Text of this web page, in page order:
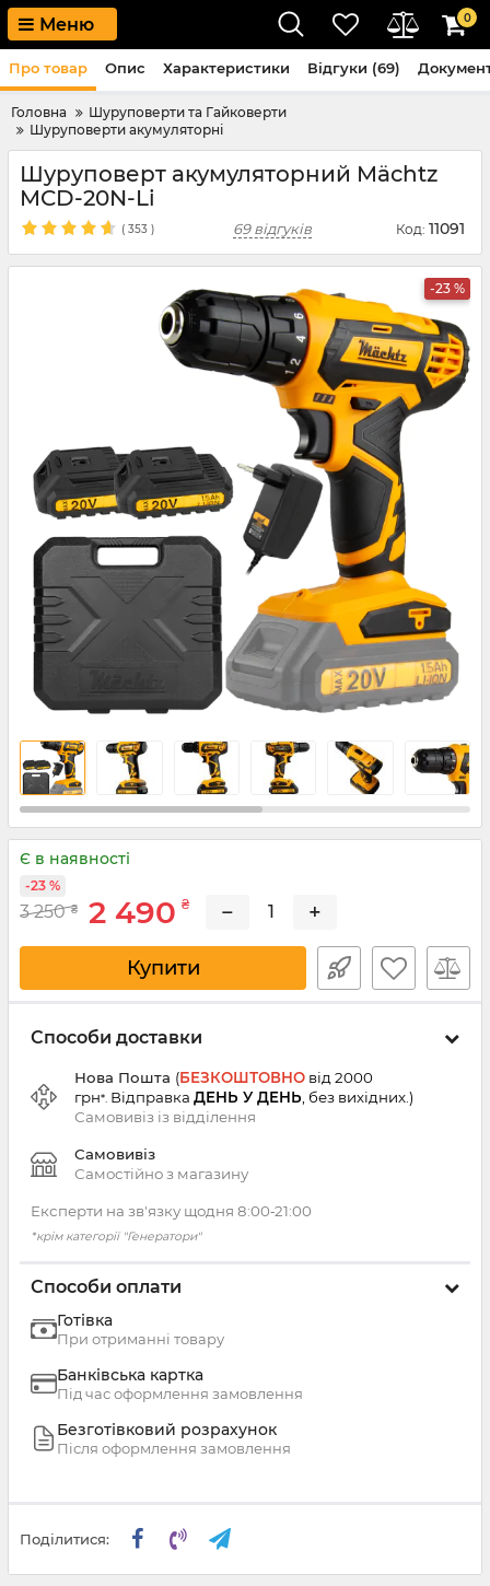
Меню 0
Головна
Шуруповерти та Гайковерти
Шуруповерти акумуляторні
Шуруповерт акумуляторний Mächtz
MCD-20N-Li
( 353 ) 69 відгуків Код: 11091
-23 %
Є в наявності
3 250 ₴ 2 490 ₴
-23 %
− +
Купити
Способи доставки
Нова Пошта (БЕЗКОШТОВНО від 2000
грн*. Відправка ДЕНЬ У ДЕНЬ , без вихідних.)
Самовивіз із відділення
Самовивіз
Самостійно з магазину
Експерти на зв'язку щодня 8:00‑21:00
*крім категорії "Генератори"
Способи оплати
Готівка
При отриманні товару
Банківська картка
Під час оформлення замовлення
Безготівковий розрахунок
Після оформлення замовлення
Поділитися:
Про товар Опис Характеристики Відгуки (69)